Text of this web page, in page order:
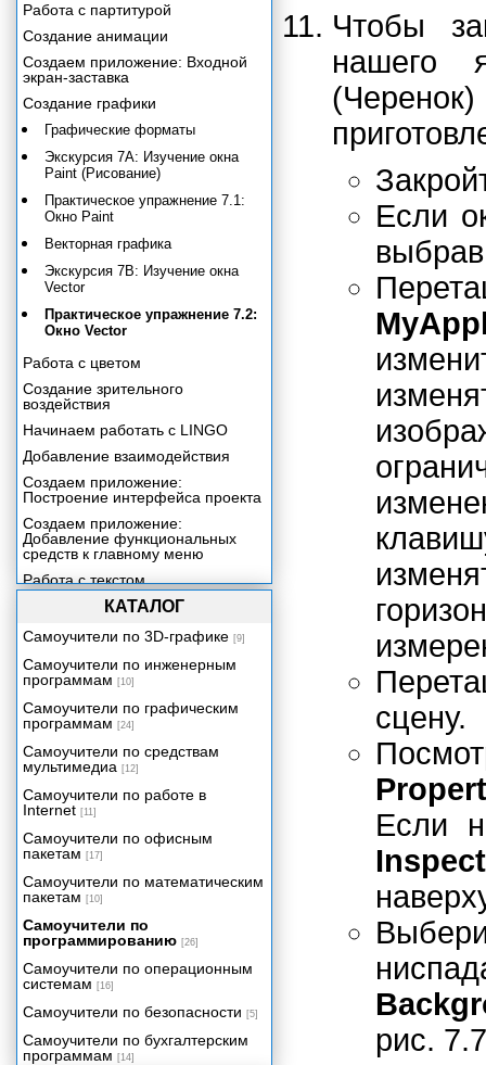
Чтобы
нашего
Если
сцену.
Если
рис.
Работа с партитурой
Создание анимации
Создаем приложение: Входной
экран-заставка
Создание графики
Графические форматы
Экскурсия 7А: Изучение окна
Paint (Рисование)
Практическое упражнение 7.1:
Окно Paint
Векторная графика
Экскурсия 7В: Изучение окна
Vector
Практическое упражнение 7.2:
Окно Vector
Работа с цветом
Создание зрительного
воздействия
Начинаем работать с LINGO
Добавление взаимодействия
Создаем приложение:
Построение интерфейса проекта
Создаем приложение:
Добавление функциональных
средств к главному меню
Работа с текстом
Создаем приложение:
Включение звука в ваше
приложение
Создаем приложение:
Добавление контента со
сведениями о продукции
Включение цифрового видео в
ваше приложение
Трехмерная графика реального
времени
Видеопрезентация
КАТАЛОГ
Самоучители по 3D-графике [9]
Самоучители по инженерным
программам [10]
Самоучители по графическим
программам [24]
Самоучители по средствам
мультимедиа [12]
Самоучители по работе в
Internet [11]
Самоучители по офисным
пакетам [17]
Самоучители по математическим
пакетам [10]
Самоучители по
программированию [26]
Самоучители по операционным
системам [16]
Самоучители по безопасности [5]
Самоучители по бухгалтерским
программам [14]